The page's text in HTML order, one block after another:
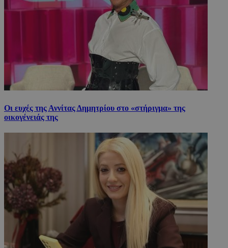
Οι ευχές της Αννίτας Δημητρίου στο «στήριγμα» της
οικογένειάς της